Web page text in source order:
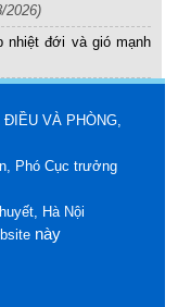
2026)
nhiệt đới và gió mạnh
VÀ PHÒNG,
Phó Cục trưởng
Hà Nội
này